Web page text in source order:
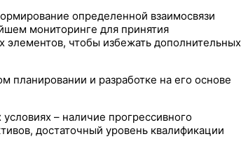
определенной взаимосвязи
мониторинге для принятия
элементов, чтобы избежать дополнительных
планировании и разработке на его основе
– наличие прогрессивного
достаточный уровень квалификации